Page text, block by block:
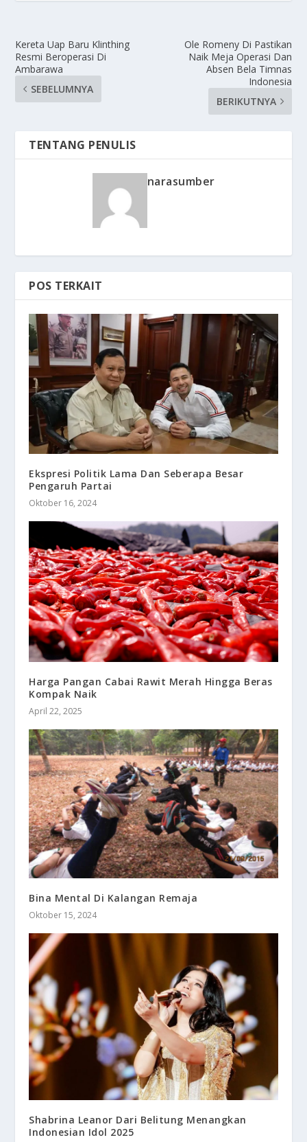
Kereta Uap Baru Klinthing
Resmi Beroperasi Di
Ambarawa
SEBELUMNYA
Ole Romeny Di Pastikan
Naik Meja Operasi Dan
Absen Bela Timnas
Indonesia
BERIKUTNYA
TENTANG PENULIS
narasumber
POS TERKAIT
Ekspresi Politik Lama Dan Seberapa Besar
Pengaruh Partai
Oktober 16, 2024
Harga Pangan Cabai Rawit Merah Hingga Beras
Kompak Naik
April 22, 2025
Bina Mental Di Kalangan Remaja
Oktober 15, 2024
Shabrina Leanor Dari Belitung Menangkan
Indonesian Idol 2025